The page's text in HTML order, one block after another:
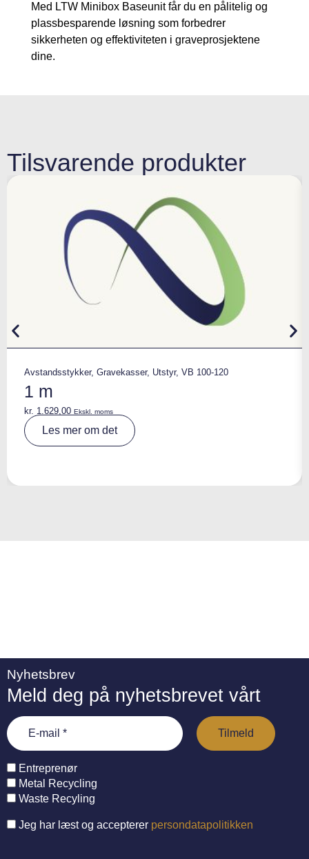
Med LTW Minibox Baseunit får du en pålitelig og
plassbesparende løsning som forbedrer
sikkerheten og effektiviteten i graveprosjektene
dine.
Tilsvarende produkter
Avstandsstykker, Gravekasser, Utstyr, VB 100-120
1 m
kr. 1.629,00 Ekskl. moms
Les mer om det
Nyhetsbrev
Meld deg på nyhetsbrevet vårt
Entreprenør
Metal Recycling
Waste Recyling
Jeg har læst og accepterer persondatapolitikken